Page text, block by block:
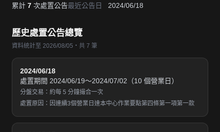
累計 7 次處置公告最近公告日 2024/06/18
歷史處置公告總覽
資料統計至 2026/08/05・共 7 筆
2024/06/18
處置期間 2024/06/19～2024/07/02（10 個營業日）
分盤交易：約每 5 分鐘撮合一次
處置原因：因連續3個營業日達本中心作業要點第四條第一項第一款